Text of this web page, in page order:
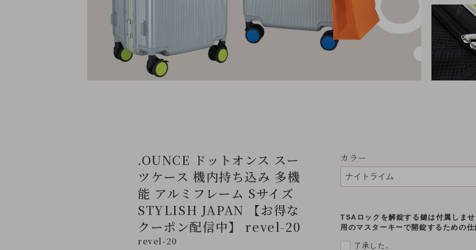
.OUNCE ドットオンス スー
ツケース 機内持ち込み 多機
能 アルミフレーム Sサイズ
STYLISH JAPAN 【お得な
クーポン配信中】 revel-20
revel-20
カラー
TSAロックを解錠する鍵は付属しま
用のマスターキーで開錠するための仕
了承した。